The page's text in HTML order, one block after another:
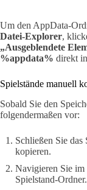
Um den AppData-
Datei-Explorer,
„Ausgeblendete
%appdata% direkt
Spielstände manuell
Sobald Sie den
folgendermaßen vor:
Schließen Sie
kopieren.
Navigieren Sie im
Spielstand-Ordner.